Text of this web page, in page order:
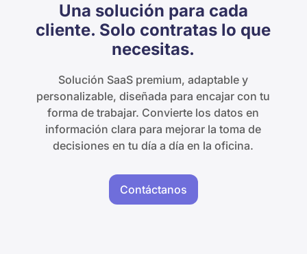
Una solución para cada
cliente. Solo contratas lo que
necesitas.
Solución SaaS premium, adaptable y
personalizable, diseñada para encajar con tu
forma de trabajar. Convierte los datos en
información clara para mejorar la toma de
decisiones en tu día a día en la oficina.
Contáctanos